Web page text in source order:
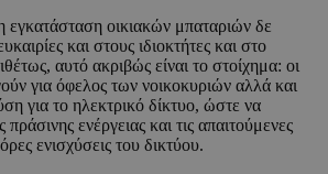
εγκατάσταση οικιακών μπαταριών δε
και στους ιδιοκτήτες και στο
αυτό ακριβώς είναι το στοίχημα: οι
για όφελος των νοικοκυριών αλλά και
για το ηλεκτρικό δίκτυο, ώστε να
πράσινης ενέργειας και τις απαιτούμενες
ενισχύσεις του δικτύου.